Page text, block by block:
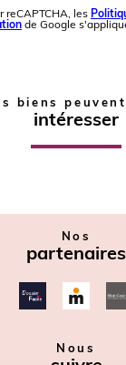
reCAPTCHA, les
de Google
biens
intéresser
Nos
partenaires
Nous